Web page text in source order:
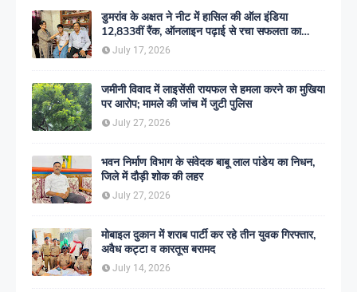
डुमरांव के अक्षत ने नीट में हासिल की ऑल इंडिया
12,833वीं रैंक, ऑनलाइन पढ़ाई से रचा सफलता का
इतिहास
July 17, 2026
जमीनी विवाद में लाइसेंसी रायफल से हमला करने का मुखिया
पर आरोप; मामले की जांच में जुटी पुलिस
July 27, 2026
भवन निर्माण विभाग के संवेदक बाबू लाल पांडेय का निधन,
जिले में दौड़ी शोक की लहर
July 27, 2026
मोबाइल दुकान में शराब पार्टी कर रहे तीन युवक गिरफ्तार,
अवैध कट्टा व कारतूस बरामद
July 14, 2026